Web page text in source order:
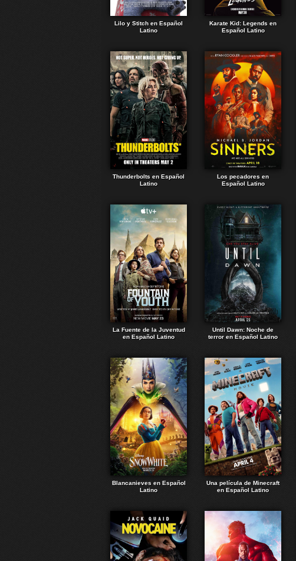
Lilo y Stitch en Español
Latino
Karate Kid: Legends en
Español Latino
Thunderbolts en Español
Latino
Los pecadores en
Español Latino
La Fuente de la Juventud
en Español Latino
Until Dawn: Noche de
terror en Español Latino
Blancanieves en Español
Latino
Una película de Minecraft
en Español Latino